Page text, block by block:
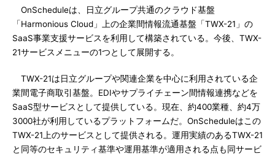
OnScheduleは、日立グループ共通のクラウド基盤
「Harmonious Cloud」上の企業間情報流通基盤「TWX-21」の
SaaS事業支援サービスを利用して構築されている。今後、TWX-
21サービスメニューの1つとして展開する。
TWX-21は日立グループや関連企業を中心に利用されている企
業間電子商取引基盤。EDIやサプライチェーン間情報連携などを
SaaS型サービスとして提供している。現在、約400業種、約4万
3000社が利用しているプラットフォームだ。OnScheduleはこの
TWX-21上のサービスとして提供される。運用実績のあるTWX-21
と同等のセキュリティ基準や運用基準が適用される点も同サービ